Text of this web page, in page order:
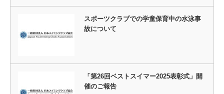
スポーツクラブでの学童保育中の水泳事
故について
「第26回ベストスイマー2025表彰式」開
催のご報告